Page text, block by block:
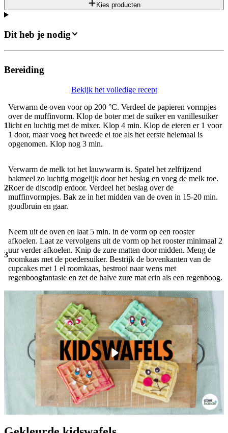
Kies producten
Dit heb je nodig
Bereiding
Bekijk het volledige recept
1
Verwarm de oven voor op 200 °C. Verdeel de papieren vormpjes
over de muffinvorm. Klop de boter met de suiker en vanillesuiker
licht en luchtig met de mixer. Klop 4 min. Klop de eieren er 1 voor
1 door, maar voeg het tweede ei toe als het eerste helemaal is
opgenomen. Klop nog 3 min.
2
Verwarm de melk tot het lauwwarm is. Spatel het zelfrijzend
bakmeel zo luchtig mogelijk door het beslag en voeg de melk toe.
Roer de discodip erdoor. Verdeel het beslag over de
muffinvormpjes. Bak ze in het midden van de oven in 15-20 min.
goudbruin en gaar.
3
Neem uit de oven en laat 5 min. in de vorm op een rooster
afkoelen. Laat ze vervolgens uit de vorm op het rooster minimaal 2
uur verder afkoelen. Knip de zure matten door midden. Meng de
roomkaas met de poedersuiker. Bestrijk de bovenkanten van de
cupcakes met 1 el roomkaas, bestrooi naar wens met
regenboogfantasie en zet de halve zure mat erin als een regenboog.